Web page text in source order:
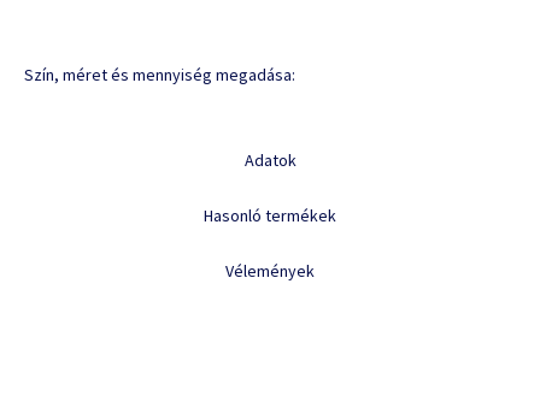
Szín, méret és mennyiség megadása:
Adatok
Hasonló termékek
Vélemények